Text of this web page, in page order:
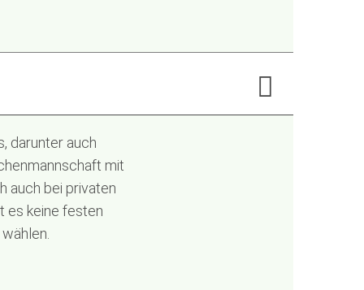
darunter auch
mit
auch bei privaten
es keine festen